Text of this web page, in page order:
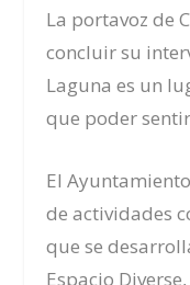
La portavoz de
concluir su
Laguna es un
que poder
El
de actividades
que se
Espacio